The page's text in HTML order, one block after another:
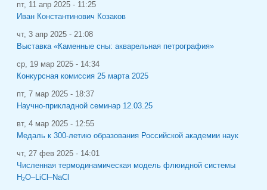
пт, 11 апр 2025 - 11:25
Иван Константинович Козаков
чт, 3 апр 2025 - 21:08
Выставка «Каменные сны: акварельная петрография»
ср, 19 мар 2025 - 14:34
Конкурсная комиссия 25 марта 2025
пт, 7 мар 2025 - 18:37
Научно-прикладной семинар 12.03.25
вт, 4 мар 2025 - 12:55
Медаль к 300-летию образования Российской академии наук
чт, 27 фев 2025 - 14:01
Численная термодинамическая модель флюидной системы
H2O–LiCl–NaCl